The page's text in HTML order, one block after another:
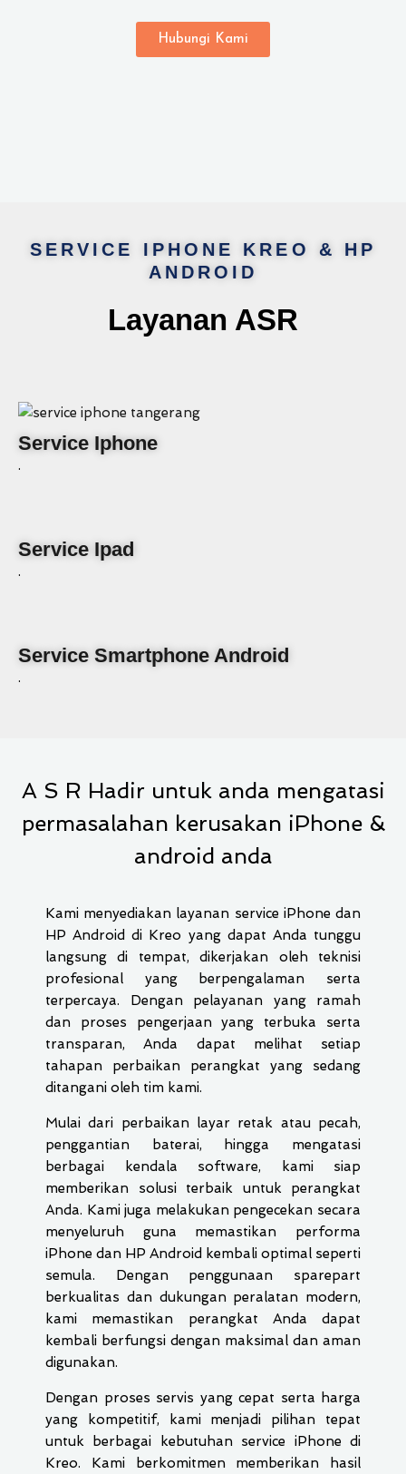
Hubungi Kami
SERVICE IPHONE KREO & HP
ANDROID
Layanan ASR
Service Iphone
.
Service Ipad
.
Service Smartphone Android
.
A S R Hadir untuk anda mengatasi
permasalahan kerusakan iPhone &
android anda
Kami menyediakan layanan service iPhone dan
HP Android di Kreo yang dapat Anda tunggu
langsung di tempat, dikerjakan oleh teknisi
profesional yang berpengalaman serta
terpercaya. Dengan pelayanan yang ramah
dan proses pengerjaan yang terbuka serta
transparan, Anda dapat melihat setiap
tahapan perbaikan perangkat yang sedang
ditangani oleh tim kami.
Mulai dari perbaikan layar retak atau pecah,
penggantian baterai, hingga mengatasi
berbagai kendala software, kami siap
memberikan solusi terbaik untuk perangkat
Anda. Kami juga melakukan pengecekan secara
menyeluruh guna memastikan performa
iPhone dan HP Android kembali optimal seperti
semula. Dengan penggunaan sparepart
berkualitas dan dukungan peralatan modern,
kami memastikan perangkat Anda dapat
kembali berfungsi dengan maksimal dan aman
digunakan.
Dengan proses servis yang cepat serta harga
yang kompetitif, kami menjadi pilihan tepat
untuk berbagai kebutuhan service iPhone di
Kreo. Kami berkomitmen memberikan hasil